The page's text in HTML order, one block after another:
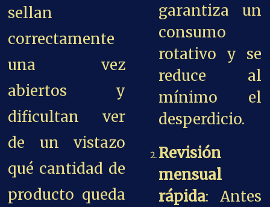
sellan
correctamente
una vez
abiertos y
dificultan ver
de un vistazo
qué cantidad de
producto queda
garantiza un
consumo
rotativo y se
reduce al
mínimo el
desperdicio.
Revisión
mensual
rápida: Antes